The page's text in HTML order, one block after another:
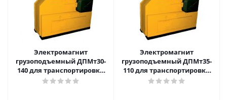
Электромагнит
грузоподъемный ДПМт30-
140 для транспортировки
связок труб, арматурного
Электромагнит
грузоподъемный ДПМт35-
110 для транспортировки
связок труб, арматурного